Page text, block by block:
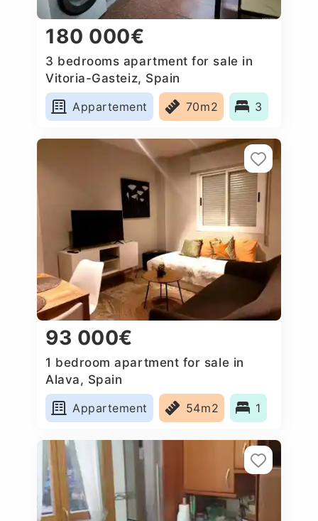
180 000€
3 bedrooms apartment for sale in
Vitoria-Gasteiz, Spain
Appartement
70m2 3
93 000€
1 bedroom apartment for sale in
Alava, Spain
Appartement
54m2 1